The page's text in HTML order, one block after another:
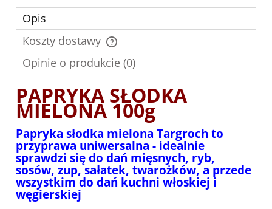
Opis
Koszty dostawy
Cena nie zawiera ewentualnych kosztów płatności
Opinie o produkcie (0)
PAPRYKA SŁODKA
MIELONA 100g
Papryka słodka mielona Targroch to
przyprawa uniwersalna - idealnie
sprawdzi się do dań mięsnych, ryb,
sosów, zup, sałatek, twarożków, a przede
wszystkim do dań kuchni włoskiej i
węgierskiej